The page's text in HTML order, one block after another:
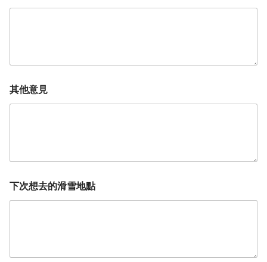
其他意見
下次想去的滑雪地點